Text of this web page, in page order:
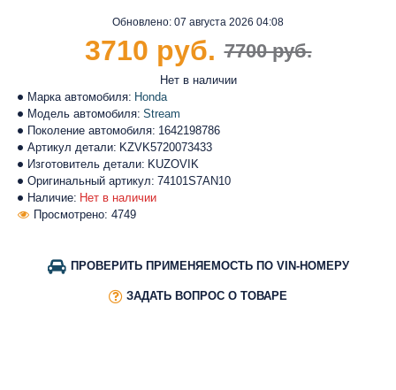
Наличие: Нет в наличии
Марка автомобиля: Honda
Модель автомобиля: Stream
Поколение автомобиля: 1642198786
Артикул детали: KZVK5720073433
Изготовитель детали: KUZOVIK
Оригинальный артикул: 74101S7AN10
Просмотрено: 4749
Обновлено: 07 августа 2026 04:08
Нет в наличии
7700 руб.
3710 руб.
ПРОВЕРИТЬ ПРИМЕНЯЕМОСТЬ ПО VIN-НОМЕРУ
ЗАДАТЬ ВОПРОС О ТОВАРЕ